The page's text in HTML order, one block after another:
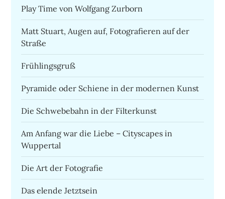
Play Time von Wolfgang Zurborn
Matt Stuart, Augen auf, Fotografieren auf der
Straße
Frühlingsgruß
Pyramide oder Schiene in der modernen Kunst
Die Schwebebahn in der Filterkunst
Am Anfang war die Liebe – Cityscapes in
Wuppertal
Die Art der Fotografie
Das elende Jetztsein